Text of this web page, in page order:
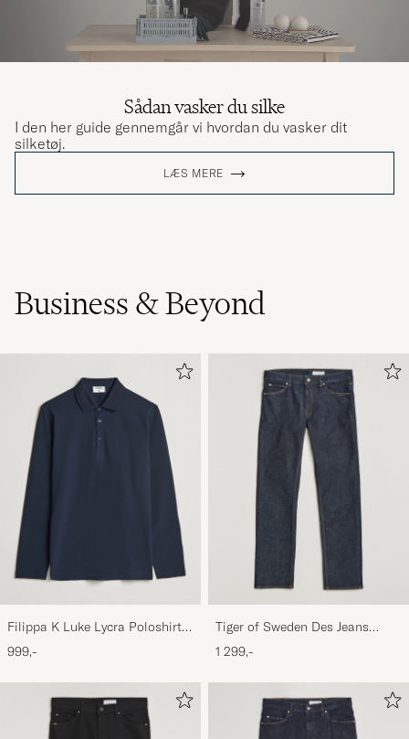
Sådan vasker du silke
I den her guide gennemgår vi hvordan du vasker dit
silketøj.
LÆS MERE
Business & Beyond
Filippa K Luke Lycra Poloshirt
Navy
999,-
Tiger of Sweden Des Jeans
Ripen Blue
1 299,-